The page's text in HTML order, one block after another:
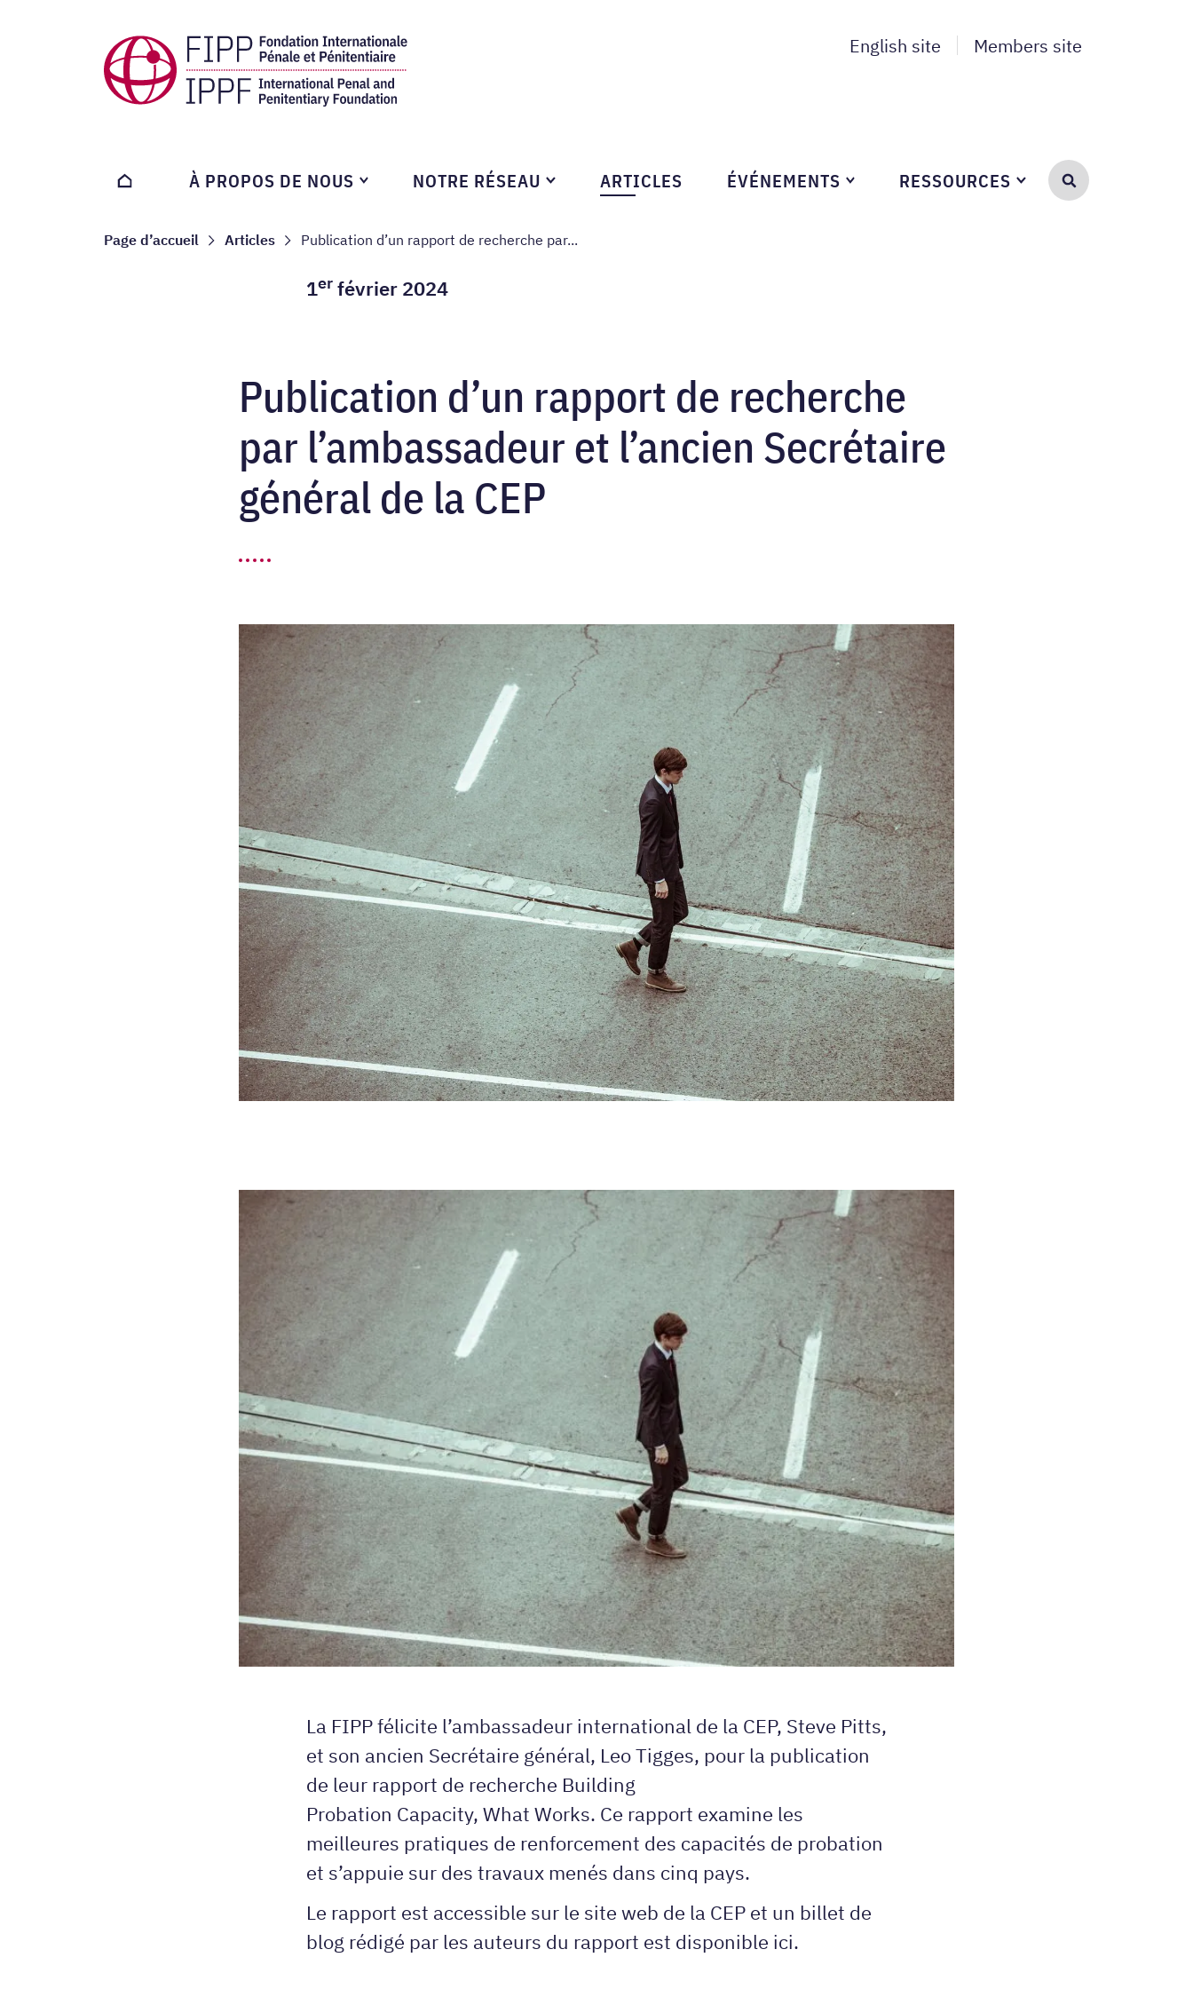
Home page
HOME À PROPOS DE NOUS NOTRE RÉSEAU ARTICLES ÉVÉNEMENTS RESSOURCES SEARCH
English site Members site
Navigation breadcrumbs
Page d’accueil Articles Publication d’un rapport de recherche par...
1er février 2024
Publication d’un rapport de recherche
par l’ambassadeur et l’ancien Secrétaire
général de la CEP
La FIPPfélicite l’ambassadeur international de la CEP, Steve Pitts,
et son ancien Secrétaire général, Leo Tigges, pour la publication
de leur rapport de recherche Building
Probation Capacity, What Works. Ce rapport examine les
meilleures pratiques de renforcement des capacités de probation
et s’appuie sur des travaux menés dans cinq pays.
Le rapport est accessible sur le site web de la CEP et un billet de
blog rédigé par les auteurs du rapport est disponible ici.